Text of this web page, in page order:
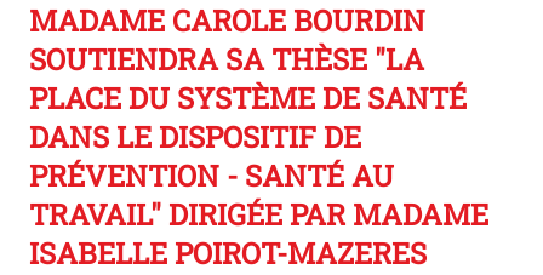
MADAME CAROLE BOURDIN
SOUTIENDRA SA THÈSE "LA
PLACE DU SYSTÈME DE SANTÉ
DANS LE DISPOSITIF DE
PRÉVENTION - SANTÉ AU
TRAVAIL" DIRIGÉE PAR MADAME
ISABELLE POIROT-MAZERES